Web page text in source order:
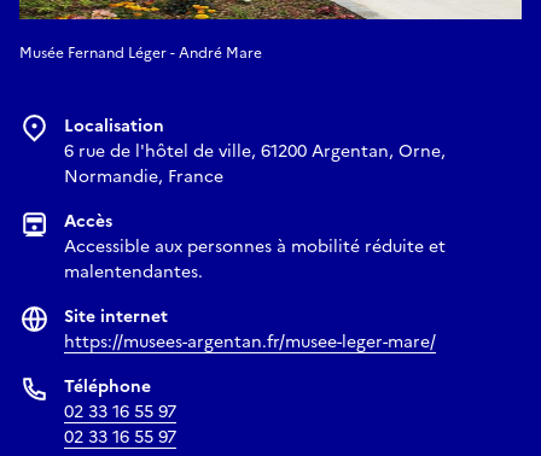
Musée Fernand Léger - André Mare
Localisation
6 rue de l'hôtel de ville, 61200 Argentan, Orne,
Normandie, France
Accès
Accessible aux personnes à mobilité réduite et
malentendantes.
Site internet
https://musees-argentan.fr/musee-leger-mare/
Téléphone
02 33 16 55 97
02 33 16 55 97